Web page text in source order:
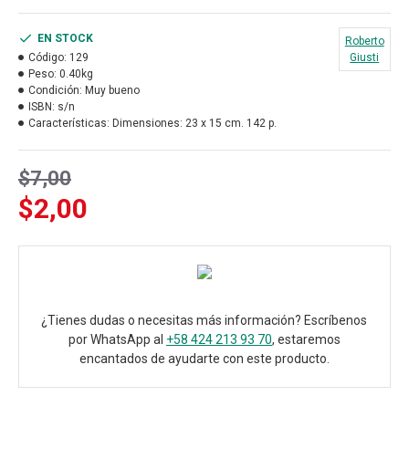
$7,00
$2,00
EN STOCK
Código: 129
Peso: 0.40kg
Condición: Muy bueno
ISBN: s/n
Características: Dimensiones: 23 x 15 cm. 142 p.
Roberto
Giusti
¿Tienes dudas o necesitas más información? Escríbenos
por WhatsApp al +58 424 213 93 70, estaremos
encantados de ayudarte con este producto.